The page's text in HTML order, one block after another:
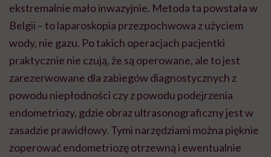
ekstremalnie mało inwazyjnie. Metoda ta powstała w
Belgii – to laparoskopia przezpochwowa z użyciem
wody, nie gazu. Po takich operacjach pacjentki
praktycznie nie czują, że są operowane, ale to jest
zarezerwowane dla zabiegów diagnostycznych z
powodu niepłodności czy z powodu podejrzenia
endometriozy, gdzie obraz ultrasonograficzny jest w
zasadzie prawidłowy. Tymi narzędziami można pięknie
zoperować endometriozę otrzewną i ewentualnie